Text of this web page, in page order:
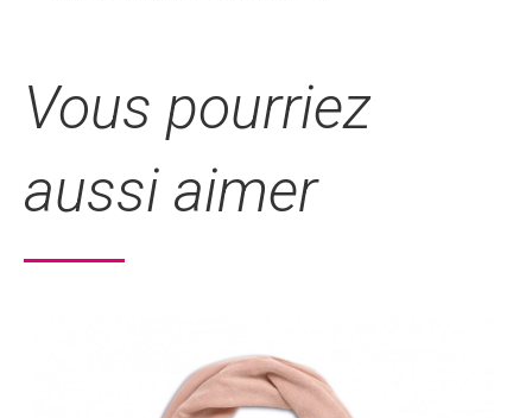
Vous pourriez
aussi aimer